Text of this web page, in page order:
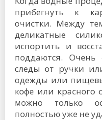
прибегнуть к
очистки. Между
деликатные
испортить и
поддаются. Очень
следы от ручки
одежды или
кофе или
можно только
полностью уже не